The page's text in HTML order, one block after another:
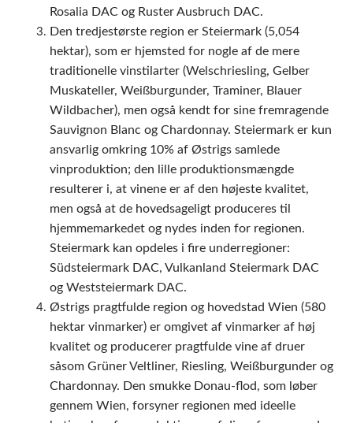
Rosalia DAC og Ruster Ausbruch DAC.
Den tredjestørste region er Steiermark (5,054
hektar), som er hjemsted for nogle af de mere
traditionelle vinstilarter (Welschriesling, Gelber
Muskateller, Weißburgunder, Traminer, Blauer
Wildbacher), men også kendt for sine fremragende
Sauvignon Blanc og Chardonnay. Steiermark er kun
ansvarlig omkring 10% af Østrigs samlede
vinproduktion; den lille produktionsmængde
resulterer i, at vinene er af den højeste kvalitet,
men også at de hovedsageligt produceres til
hjemmemarkedet og nydes inden for regionen.
Steiermark kan opdeles i fire underregioner:
Südsteiermark DAC, Vulkanland Steiermark DAC
og Weststeiermark DAC.
Østrigs pragtfulde region og hovedstad Wien (580
hektar vinmarker) er omgivet af vinmarker af høj
kvalitet og producerer pragtfulde vine af druer
såsom Grüner Veltliner, Riesling, Weißburgunder og
Chardonnay. Den smukke Donau-flod, som løber
gennem Wien, forsyner regionen med ideelle